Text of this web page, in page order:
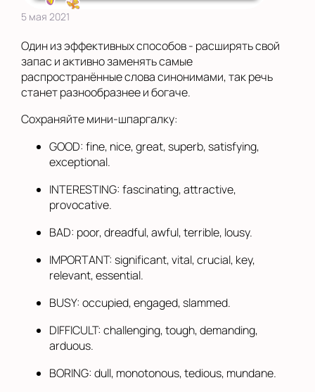
5 мая 2021
Один из эффективных способов - расширять свой
запас и активно заменять самые
распространённые слова синонимами, так речь
станет разнообразнее и богаче.
Сохраняйте мини-шпаргалку:
GOOD: fine, nice, great, superb, satisfying,
exceptional.
INTERESTING: fascinating, attractive,
provocative.
BAD: poor, dreadful, awful, terrible, lousy.
IMPORTANT: significant, vital, crucial, key,
relevant, essential.
BUSY: occupied, engaged, slammed.
DIFFICULT: challenging, tough, demanding,
arduous.
BORING: dull, monotonous, tedious, mundane.